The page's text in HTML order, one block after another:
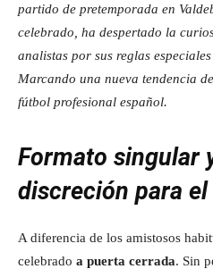
partido de pretemporada en
celebrado, ha despertado la
analistas por sus reglas
Marcando una nueva tendencia
fútbol profesional español.
Formato singular
discreción para el
A diferencia de los amistosos
celebrado a puerta cerrada. Sin